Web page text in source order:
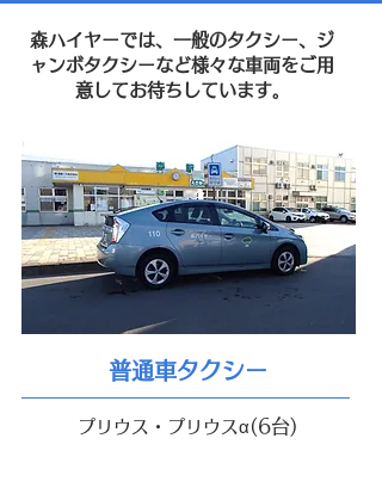
森ハイヤーでは、一般のタクシー、ジ
ャンボタクシーなど様々な車両をご用
意してお待ちしています。
普通車タクシー
プリウス・プリウスα (6台)